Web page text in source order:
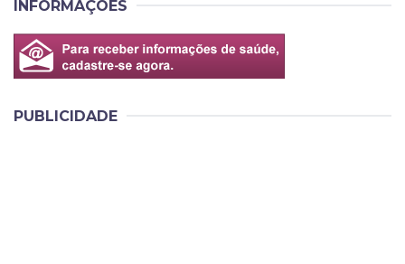
INFORMAÇÕES
PUBLICIDADE